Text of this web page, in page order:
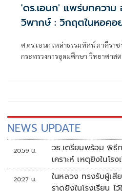
'ดร.เอนก' แพร่บทความ
วิพากษ์ : วิกฤตในหอคอ
ศ.ดร.เอนก เหล่าธรรมทัศน์ ภาคีร
กระทรวงการอุดมศึกษา วิทยาศาส
NEWS UPDATE
20:59 น.
วธ.เตรียมพร้อม พิธี
เคราะห์ เหตุยิงในโรง
20:27 น.
ในหลวง ทรงรับผู้เสี
ราดยิงในโรงเรียน ไ